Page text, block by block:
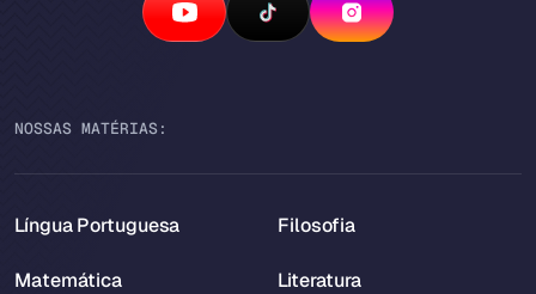
NOSSAS MATÉRIAS:
Língua Portuguesa
Matemática
Filosofia
Literatura